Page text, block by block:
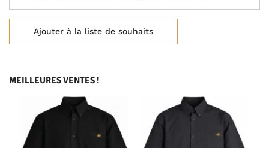
Ajouter à la liste de souhaits
MEILLEURES VENTES !